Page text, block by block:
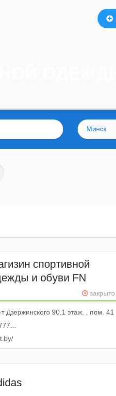
Минск
спортивной
и обуви FN
закрыто
Дзержинского 90,1 этаж, , пом. 41